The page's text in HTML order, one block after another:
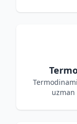
uzman